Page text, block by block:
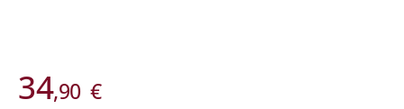
34,90 €